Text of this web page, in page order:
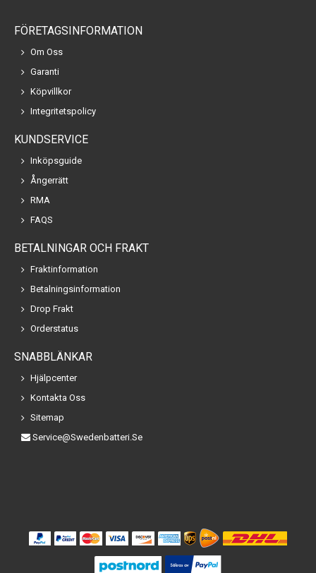
FÖRETAGSINFORMATION
Om Oss
Garanti
Köpvillkor
Integritetspolicy
KUNDSERVICE
Inköpsguide
Ångerrätt
RMA
FAQS
BETALNINGAR OCH FRAKT
Fraktinformation
Betalningsinformation
Drop Frakt
Orderstatus
SNABBLÄNKAR
Hjälpcenter
Kontakta Oss
Sitemap
Service@swedenbatteri.se